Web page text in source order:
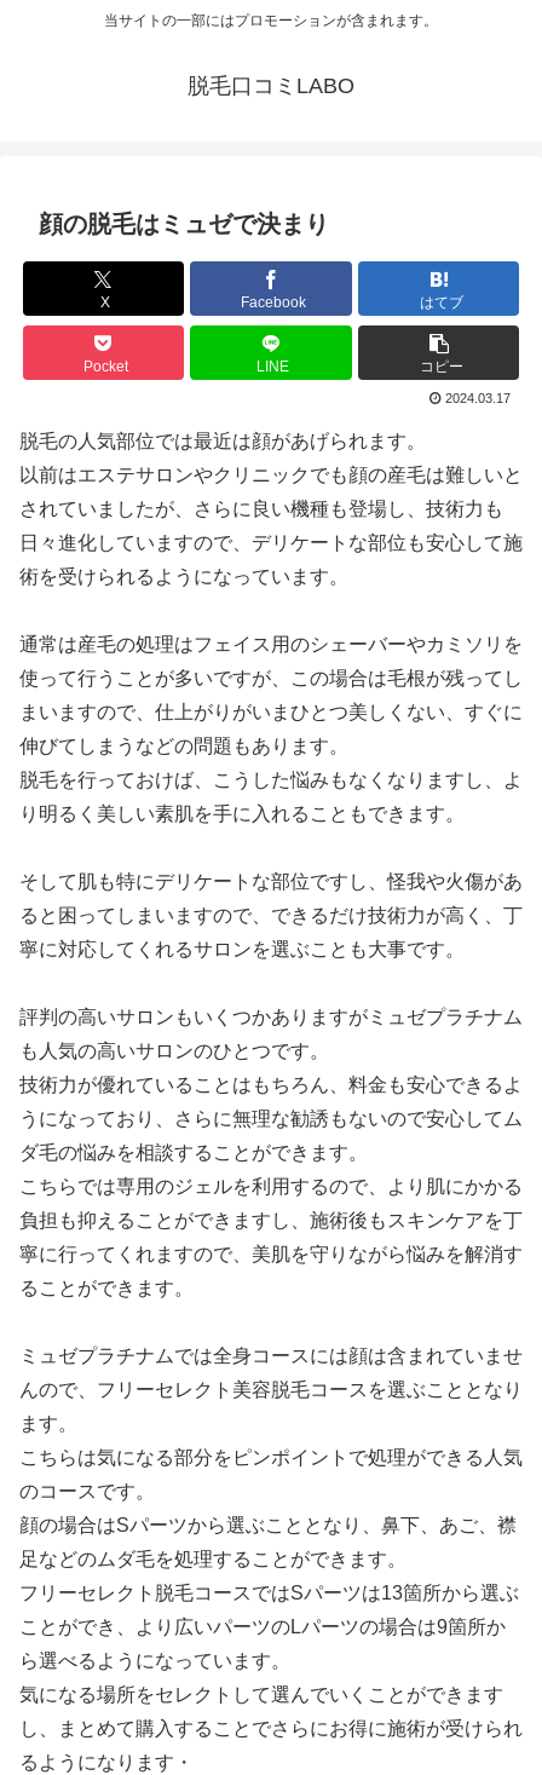
当サイトの一部にはプロモーションが含まれます。
脱毛口コミLABO
顔の脱毛はミュゼで決まり
X Facebook はてブ
Pocket LINE コピー
2024.03.17
脱毛の人気部位では最近は顔があげられます。
以前はエステサロンやクリニックでも顔の産毛は難しいと
されていましたが、さらに良い機種も登場し、技術力も
日々進化していますので、デリケートな部位も安心して施
術を受けられるようになっています。
通常は産毛の処理はフェイス用のシェーバーやカミソリを
使って行うことが多いですが、この場合は毛根が残ってし
まいますので、仕上がりがいまひとつ美しくない、すぐに
伸びてしまうなどの問題もあります。
脱毛を行っておけば、こうした悩みもなくなりますし、よ
り明るく美しい素肌を手に入れることもできます。
そして肌も特にデリケートな部位ですし、怪我や火傷があ
ると困ってしまいますので、できるだけ技術力が高く、丁
寧に対応してくれるサロンを選ぶことも大事です。
評判の高いサロンもいくつかありますがミュゼプラチナム
も人気の高いサロンのひとつです。
技術力が優れていることはもちろん、料金も安心できるよ
うになっており、さらに無理な勧誘もないので安心してム
ダ毛の悩みを相談することができます。
こちらでは専用のジェルを利用するので、より肌にかかる
負担も抑えることができますし、施術後もスキンケアを丁
寧に行ってくれますので、美肌を守りながら悩みを解消す
ることができます。
ミュゼプラチナムでは全身コースには顔は含まれていませ
んので、フリーセレクト美容脱毛コースを選ぶこととなり
ます。
こちらは気になる部分をピンポイントで処理ができる人気
のコースです。
顔の場合はSパーツから選ぶこととなり、鼻下、あご、襟
足などのムダ毛を処理することができます。
フリーセレクト脱毛コースではSパーツは13箇所から選ぶ
ことができ、より広いパーツのLパーツの場合は9箇所か
ら選べるようになっています。
気になる場所をセレクトして選んでいくことができます
し、まとめて購入することでさらにお得に施術が受けられ
るようになります・